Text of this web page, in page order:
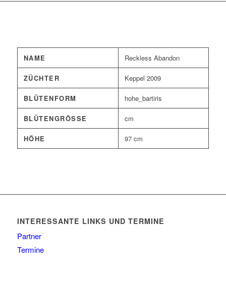
NAME Reckless Abandon
ZÜCHTER Keppel 2009
BLÜTENFORM hohe_bartiris
BLÜTENGRÖSSE cm
HÖHE 97 cm
INTERESSANTE LINKS UND TERMINE
Partner
Termine